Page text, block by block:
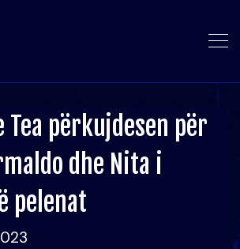
Tea përkujdesen për
dhe Nita i
pelenat